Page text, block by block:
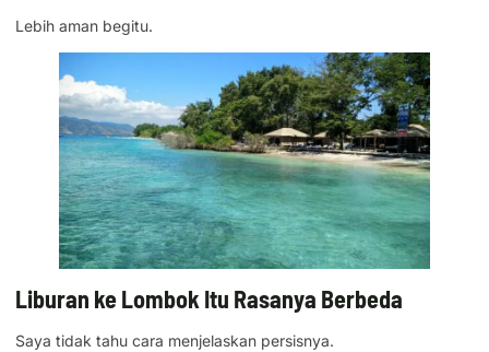
Lebih aman begitu.
Liburan ke Lombok Itu Rasanya Berbeda
Saya tidak tahu cara menjelaskan persisnya.